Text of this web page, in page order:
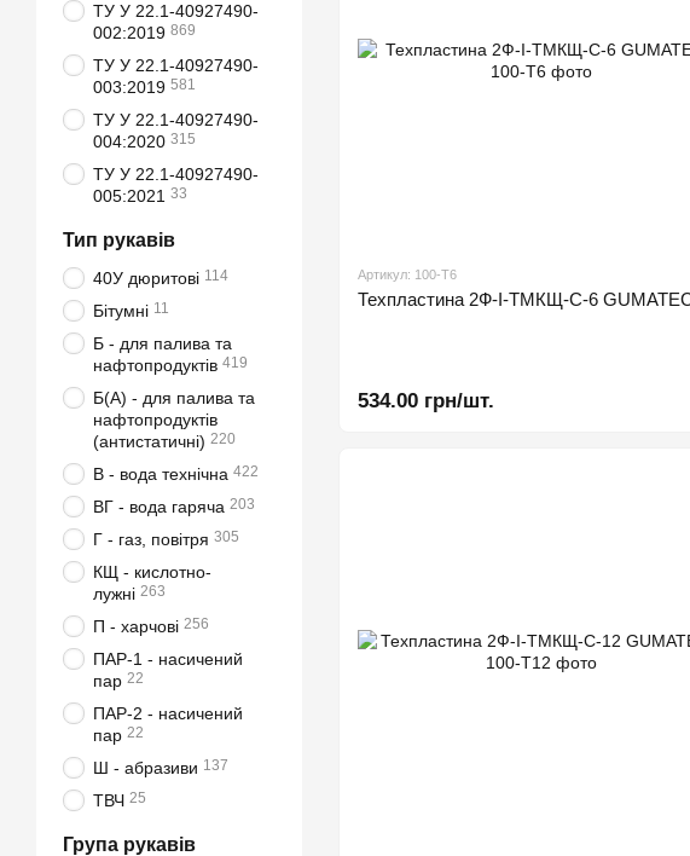
Артикул: 100-Т6
Техпластина 2Ф-І-ТМКЩ-С-6
534.00 грн/шт.
ТУ У 22.1-40927490-
002:2019 869
ТУ У 22.1-40927490-
003:2019 581
ТУ У 22.1-40927490-
004:2020 315
ТУ У 22.1-40927490-
005:2021 33
Тип рукавів
40У дюритові 114
Бітумні 11
Б - для палива та
нафтопродуктів 419
Б(А) - для палива та
нафтопродуктів
(антистатичні) 220
В - вода технічна 422
ВГ - вода гаряча 203
Г - газ, повітря 305
КЩ - кислотно-
лужні 263
П - харчові 256
ПАР-1 - насичений
пар 22
ПАР-2 - насичений
пар 22
Ш - абразиви 137
ТВЧ 25
Група рукавів